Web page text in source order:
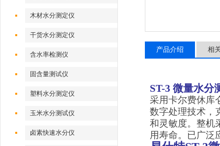
木材水分测定仪
干货水分测定仪
含水率检测仪
固含量测试仪
塑料水分测定仪
玉米水分测试仪
卤素快速水分仪
产品介绍 相
ST-3 微量水分
采用卡尔费休库
数字处理技术，
和灵敏度。整机
用寿命。已广泛